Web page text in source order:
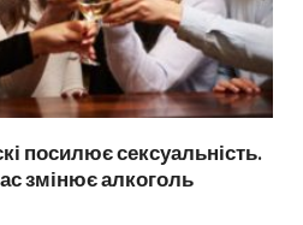
посилює сексуальність.
змінює алкоголь